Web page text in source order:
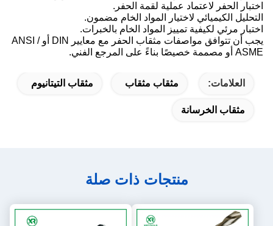
اختبار الحفر لاعتماد عملية لقمة الحفر.
التحليل الكيميائي لاختيار المواد الخام مضمون.
اختبار مرئي لكيفية تمييز المواد الخام بالخبرات.
يجب أن تتوافق مواصفات مثقاب الحفر مع معايير DIN أو ANSI /
ASME أو مصممة خصيصًا بناءً على المرجع الفني.
العلامات: مثقاب مثقاب مثقاب التيتانيوم
مثقاب الخرسانة
منتجات ذات صلة